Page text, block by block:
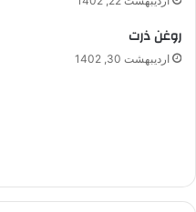
روغن ذرت
اردیبهشت 30, 1402